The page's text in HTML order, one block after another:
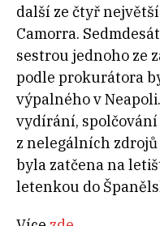
další ze čtyř
Camorra.
sestrou jednoho ze
podle prokurátora
výpalného v
vydírání,
z nelegálních
byla zatčena na
letenkou do